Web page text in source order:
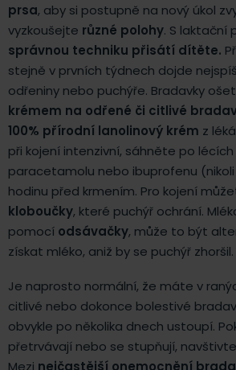
prsa, aby si postupně na nový úkol
vyzkoušejte různé polohy. S laktační
správnou techniku přisátí dítěte.
stejně v prvních týdnech dojde
odřeniny nebo puchýře. Bradavky
krémem na odřené či citlivé
100% přírodní lanolinový krém z
při kojení intenzivní, sáhněte po
paracetamolu nebo ibuprofenu
hodinu před krmením. Pro kojení
kloboučky, které puchýř ochrání.
pomocí odsávačky, může to být
získat mléko, aniž by se puchýř zhoršil.
Je naprosto normální, že máte v
citlivé nebo dokonce bolestivé
obvykle po několika dnech ustoupí.
přetrvávají nebo se stupňují,
Mezi nejčastější onemocnění